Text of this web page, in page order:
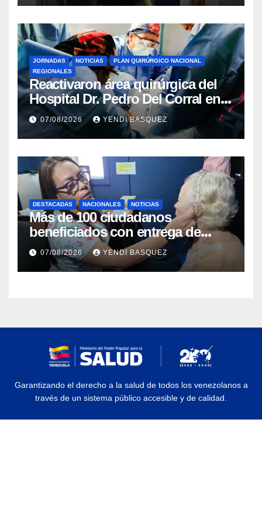
JORNADAS NOTICIAS
PLAN QUIRÚRGICO NACIONAL
REGIONALES
Reactivaron área quirúrgica del
Hospital Dr. Pedro Del Corral en
Guárico
07/08/2026 YENDI BASQUEZ
DESTACADAS NACIONALES NOTICIAS
Más de 100 ciudadanos
beneficiados con entrega de
prótesis auditivas en el Centro de
Rehabilitación J.J. Arvelo
07/08/2026 YENDI BASQUEZ
Garantizando el derecho a la salud de todos los venezolanos a
través de un sistema público accesible y de calidad.